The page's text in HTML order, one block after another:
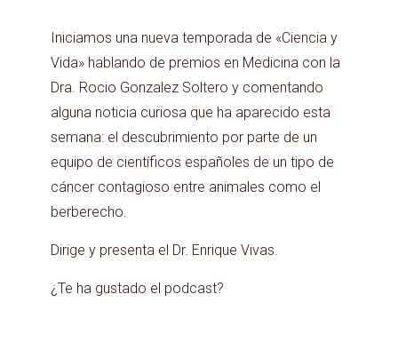
Iniciamos una nueva temporada de «Ciencia y
Vida» hablando de premios en Medicina con la
Dra. Rocio Gonzalez Soltero y comentando
alguna noticia curiosa que ha aparecido esta
semana: el descubrimiento por parte de un
equipo de científicos españoles de un tipo de
cáncer contagioso entre animales como el
berberecho.
Dirige y presenta el Dr. Enrique Vivas.
¿Te ha gustado el podcast?